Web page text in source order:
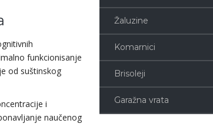
funkcionisanje
od suštinskog
i
naučenog
Žaluzine
Komarnici
Brisoleji
Garažna vrata